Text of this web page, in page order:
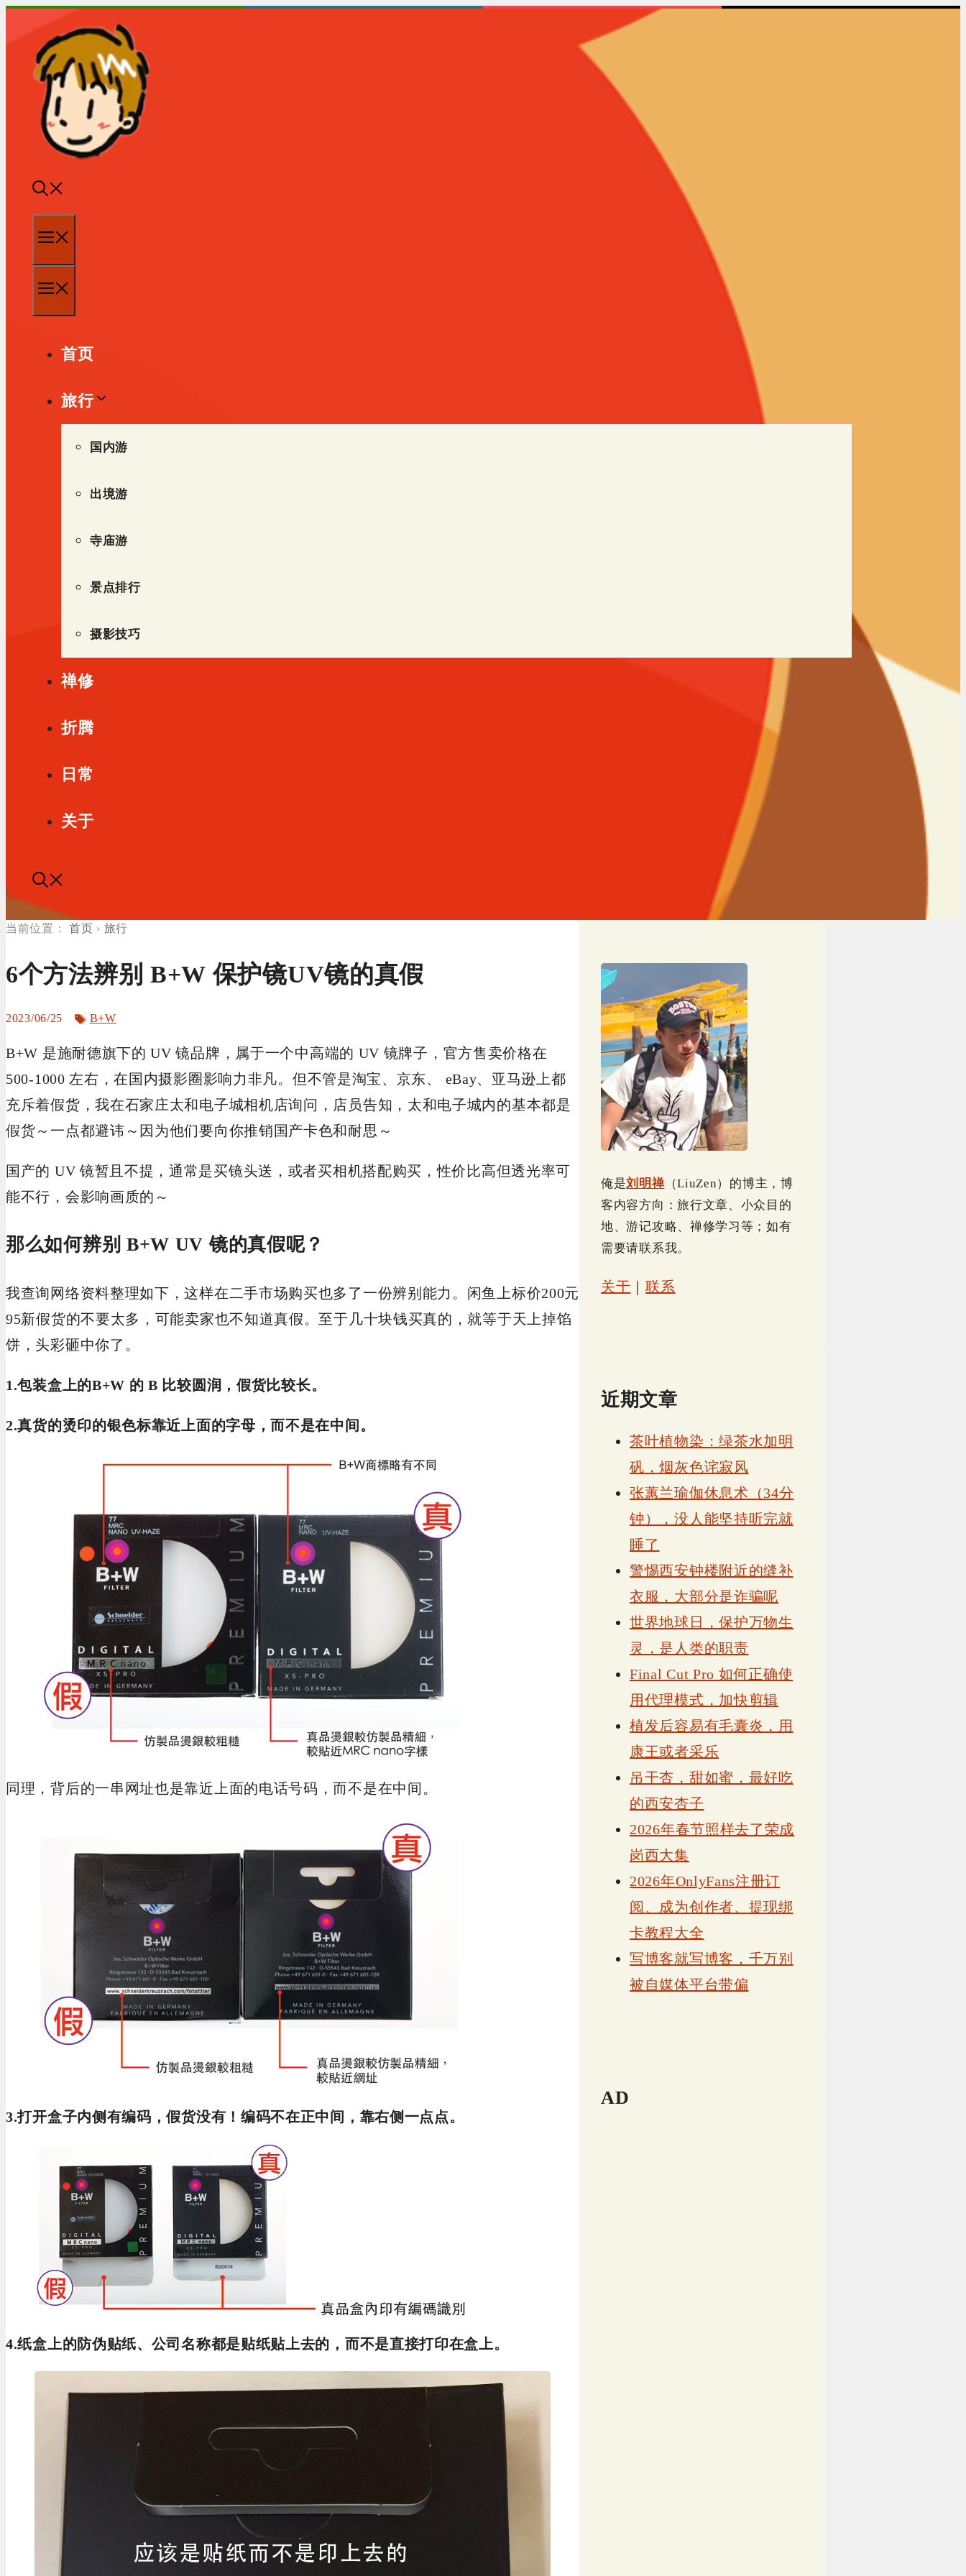
至
首页
旅行
国内游
出境游
寺庙游
景点排行
摄影技巧
禅修
折腾
日常
关于
首页 › 旅行
6个方法辨别 B+W 保护镜UV镜的真假
2023/06/25
标
B+W
B+W 是施耐德旗下的 UV 镜品牌，属于一个中高端的 UV 镜牌子，官方售卖价格在
500-1000 左右，在国内摄影圈影响力非凡。但不管是淘宝、京东、 eBay、亚马逊上都
充斥着假货，我在石家庄太和电子城相机店询问，店员告知，太和电子城内的基本都是
假货～一点都避讳～因为他们要向你推销国产卡色和耐思～
国产的 UV 镜暂且不提，通常是买镜头送，或者买相机搭配购买，性价比高但透光率可
能不行，会影响画质的～
那么如何辨别 B+W UV 镜的真假呢？
我查询网络资料整理如下，这样在二手市场购买也多了一份辨别能力。闲鱼上标价200元
95新假货的不要太多，可能卖家也不知道真假。至于几十块钱买真的，就等于天上掉馅
饼，头彩砸中你了。
1.包装盒上的B+W 的 B 比较圆润，假货比较长。
2.真货的烫印的银色标靠近上面的字母，而不是在中间。
同理，背后的一串网址也是靠近上面的电话号码，而不是在中间。
3.打开盒子内侧有编码，假货没有！编码不在正中间，靠右侧一点点。
4.纸盒上的防伪贴纸、公司名称都是贴纸贴上去的，而不是直接打印在盒上。
俺是刘明禅（LiuZen）的博主，博
客内容方向：旅行文章、小众目的
地、游记攻略、禅修学习等；如有
需要请联系我。
关于 ｜联系
近期文章
茶叶植物染：绿茶水加明
矾，烟灰色诧寂风
张蕙兰瑜伽休息术（34分
钟），没人能坚持听完就
睡了
警惕西安钟楼附近的缝补
衣服，大部分是诈骗呢
世界地球日，保护万物生
灵，是人类的职责
Final Cut Pro 如何正确使
用代理模式，加快剪辑
植发后容易有毛囊炎，用
康王或者采乐
吊干杏，甜如蜜，最好吃
的西安杏子
2026年春节照样去了荣成
岗西大集
2026年OnlyFans注册订
阅、成为创作者、提现绑
卡教程大全
写博客就写博客，千万别
被自媒体平台带偏
AD